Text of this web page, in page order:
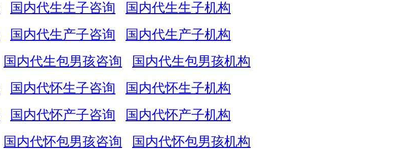
国内代生生子咨询
国内代生生子机构
国内代生产子咨询
国内代生产子机构
国内代生包男孩咨询
国内代生包男孩机构
国内代怀生子咨询
国内代怀生子机构
国内代怀产子咨询
国内代怀产子机构
国内代怀包男孩咨询
国内代怀包男孩机构